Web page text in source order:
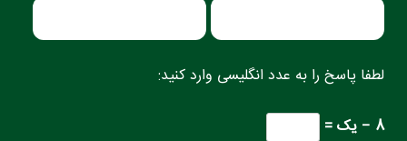
لطفا پاسخ را به عدد انگلیسی وارد کنید:
8 − یک =